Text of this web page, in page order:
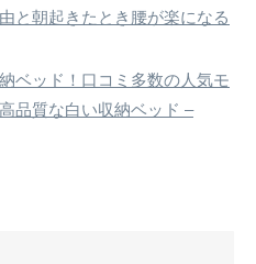
と朝起きたとき腰が楽になる
ベッド！口コミ多数の人気モ
品質な白い収納ベッド –